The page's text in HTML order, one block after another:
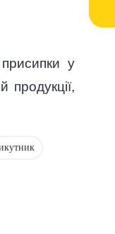
у
продукції,